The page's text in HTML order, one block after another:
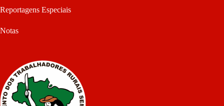
Reportagens Especiais
Notas